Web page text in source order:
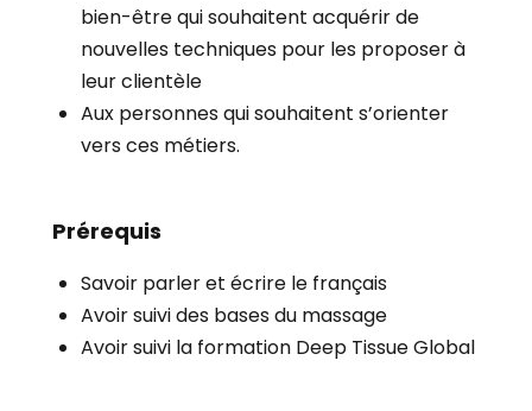
bien-être qui souhaitent acquérir de
nouvelles techniques pour les proposer à
leur clientèle
Aux personnes qui souhaitent s’orienter
vers ces métiers.
Prérequis
Savoir parler et écrire le français
Avoir suivi des bases du massage
Avoir suivi la formation Deep Tissue Global